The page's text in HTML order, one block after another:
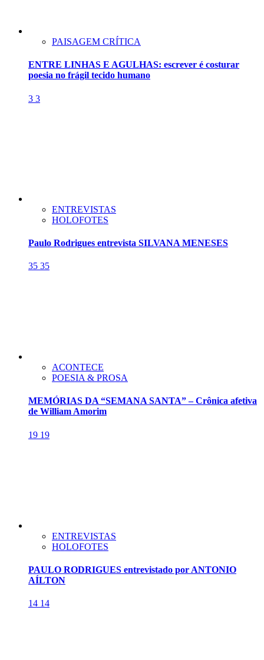
PAISAGEM CRÍTICA
ENTRE LINHAS E AGULHAS: escrever é costurar
poesia no frágil tecido humano
3 3
ENTREVISTAS
HOLOFOTES
Paulo Rodrigues entrevista SILVANA MENESES
35 35
ACONTECE
POESIA & PROSA
MEMÓRIAS DA “SEMANA SANTA” – Crônica afetiva
de William Amorim
19 19
ENTREVISTAS
HOLOFOTES
PAULO RODRIGUES entrevistado por ANTONIO
AÍLTON
14 14